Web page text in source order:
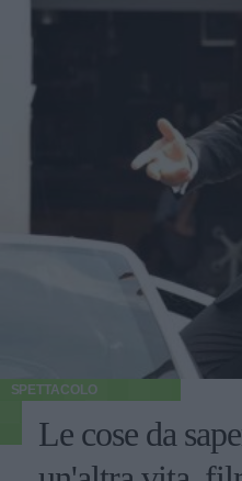
SPETTACOLO
Le cose da